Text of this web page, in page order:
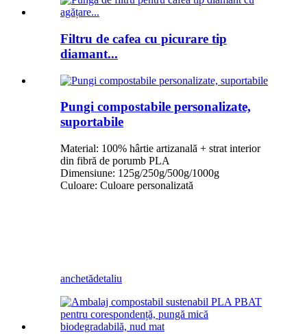
Filtru de cafea cu picurare tip
diamant...
Pungi compostabile personalizate,
suportabile
Material: 100% hârtie artizanală + strat interior
din fibră de porumb PLA
Dimensiune: 125g/250g/500g/1000g
Culoare: Culoare personalizată
anchetădetaliu